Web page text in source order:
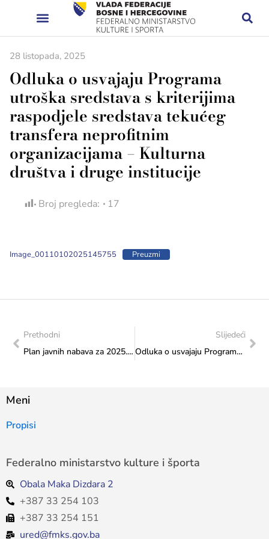
28 listopada, 2025
Odluka o usvajaju Programa
utroška sredstava s kriterijima
raspodjele sredstava tekućeg
transfera neprofitnim
organizacijama – Kulturna
društva i druge institucije
Broj pregleda: 17
Image_00110102025145755 Preuzmi
Prethodni
Plan javnih nabava za 2025. godinu
Slijedeći
Odluka o usvajaju Programa utroška sredstava s kriterijima raspodjele dijela sredstava tekućeg transfera neprofitnim organizacijama – Kulturna društva i druge institucije
Meni
Propisi
Federalno ministarstvo kulture i športa
Obala Maka Dizdara 2
+387 33 254 103
+387 33 254 151
ured@fmks.gov.ba